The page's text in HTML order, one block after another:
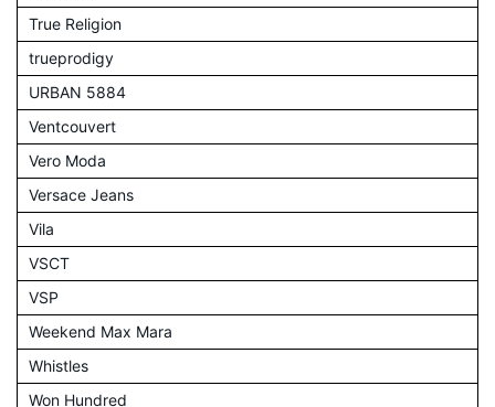
True Religion
trueprodigy
URBAN 5884
Ventcouvert
Vero Moda
Versace Jeans
Vila
VSCT
VSP
Weekend Max Mara
Whistles
Won Hundred